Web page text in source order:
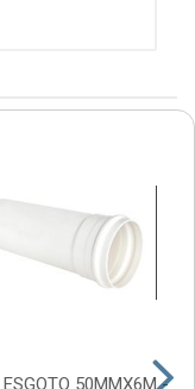
ESGOTO 50MMX6M -